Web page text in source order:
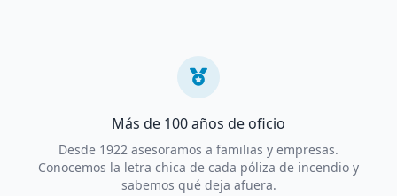
Más de 100 años de oficio
Desde 1922 asesoramos a familias y empresas.
Conocemos la letra chica de cada póliza de incendio y
sabemos qué deja afuera.